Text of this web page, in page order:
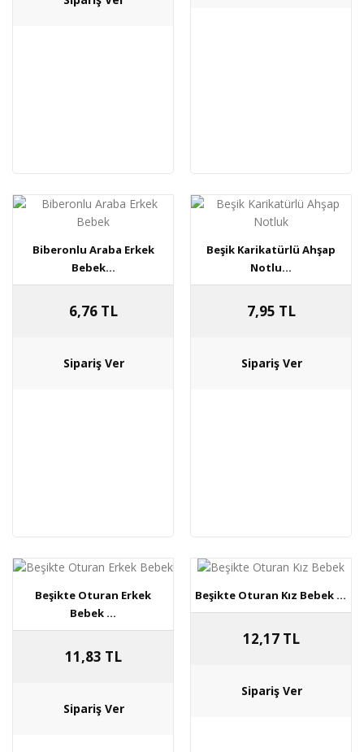
Biberonlu Araba Erkek
Bebek...
6,76 TL
Beşik Karikatürlü Ahşap
Notlu...
7,95 TL
Beşikte Oturan Erkek
Bebek ...
11,83 TL
Beşikte Oturan Kız Bebek ...
12,17 TL